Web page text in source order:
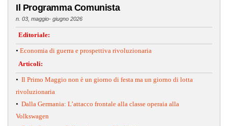
Il Programma Comunista
n. 03, maggio- giugno 2026
Editoriale:
• Economia di guerra e prospettiva rivoluzionaria
Articoli:
• Il Primo Maggio non è un giorno di festa ma un giorno di lotta
rivoluzionaria
• Dalla Germania: L’attacco frontale alla classe operaia alla
Volkswagen